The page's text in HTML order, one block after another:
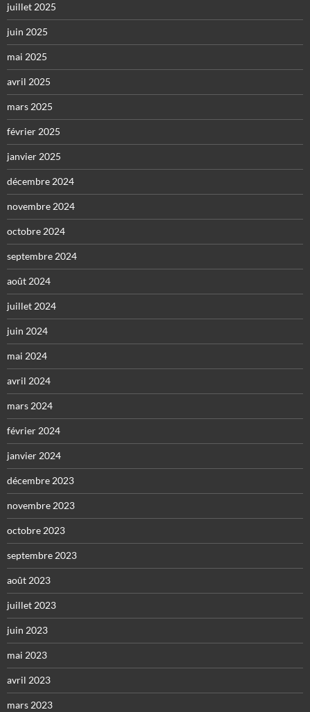
juillet 2025
juin 2025
mai 2025
avril 2025
mars 2025
février 2025
janvier 2025
décembre 2024
novembre 2024
octobre 2024
septembre 2024
août 2024
juillet 2024
juin 2024
mai 2024
avril 2024
mars 2024
février 2024
janvier 2024
décembre 2023
novembre 2023
octobre 2023
septembre 2023
août 2023
juillet 2023
juin 2023
mai 2023
avril 2023
mars 2023